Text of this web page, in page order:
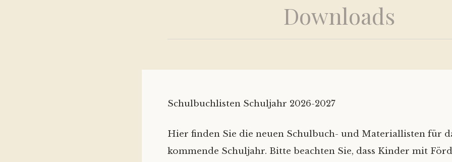
Downloads
Schulbuchlisten Schuljahr 2026-2027
Hier finden Sie die neuen Schulbuch- und Materiallisten für
kommende Schuljahr. Bitte beachten Sie, dass Kinder mit